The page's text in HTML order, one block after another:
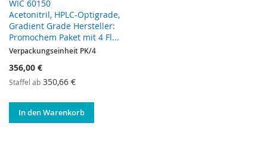
WIC 60150
Acetonitril, HPLC-Optigrade,
Gradient Grade Hersteller:
Promochem Paket mit 4 Fl...
Verpackungseinheit PK/4
356,00 €
Staffel ab 350,66 €
In den Warenkorb